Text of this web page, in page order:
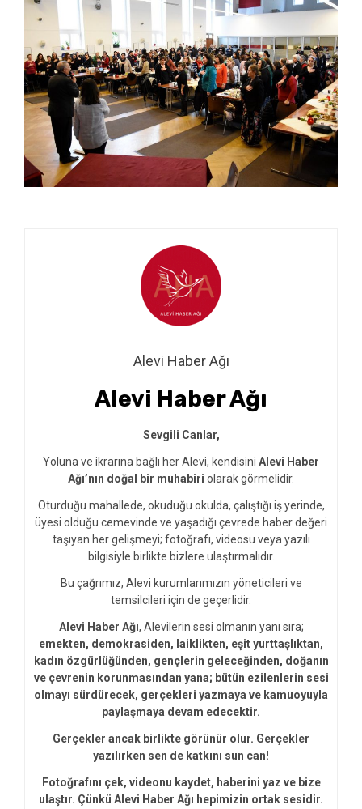
Alevi Haber Ağı
Alevi Haber Ağı
Sevgili Canlar,
Yoluna ve ikrarına bağlı her Alevi, kendisini Alevi Haber
Ağı’nın doğal bir muhabiri olarak görmelidir.
Oturduğu mahallede, okuduğu okulda, çalıştığı iş yerinde,
üyesi olduğu cemevinde ve yaşadığı çevrede haber değeri
taşıyan her gelişmeyi; fotoğrafı, videosu veya yazılı
bilgisiyle birlikte bizlere ulaştırmalıdır.
Bu çağrımız, Alevi kurumlarımızın yöneticileri ve
temsilcileri için de geçerlidir.
Alevi Haber Ağı, Alevilerin sesi olmanın yanı sıra;
emekten, demokrasiden, laiklikten, eşit yurttaşlıktan,
kadın özgürlüğünden, gençlerin geleceğinden, doğanın
ve çevrenin korunmasından yana; bütün ezilenlerin sesi
olmayı sürdürecek, gerçekleri yazmaya ve kamuoyuyla
paylaşmaya devam edecektir.
Gerçekler ancak birlikte görünür olur. Gerçekler
yazılırken sen de katkını sun can!
Fotoğrafını çek, videonu kaydet, haberini yaz ve bize
ulaştır. Çünkü Alevi Haber Ağı hepimizin ortak sesidir.